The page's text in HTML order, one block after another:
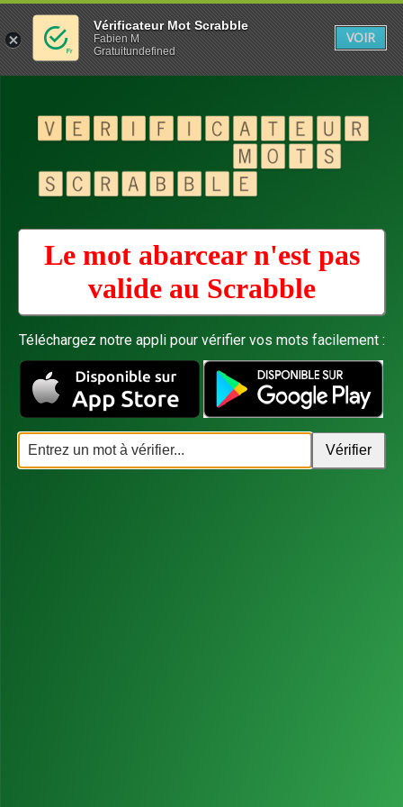
Le mot abarcear n'est pas
valide au Scrabble
Téléchargez notre appli pour vérifier vos mots facilement :
Vérificateur Mot Scrabble
Fabien M
Gratuitundefined
VOIR